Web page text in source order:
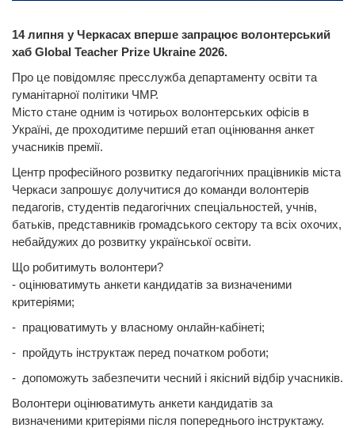
14 липня у Черкасах вперше запрацює волонтерський
хаб Global Teacher Prize Ukraine 2026.
Про це повідомляє пресслужба департаменту освіти та
гуманітарної політики ЧМР.
Місто стане одним із чотирьох волонтерських офісів в
Україні, де проходитиме перший етап оцінювання анкет
учасників премії.
Центр професійного розвитку педагогічних працівників міста
Черкаси запрошує долучитися до команди волонтерів
педагогів, студентів педагогічних спеціальностей, учнів,
батьків, представників громадського сектору та всіх охочих,
небайдужих до розвитку української освіти.
Що робитимуть волонтери?
- оцінюватимуть анкети кандидатів за визначеними
критеріями;
- працюватимуть у власному онлайн-кабінеті;
- пройдуть інструктаж перед початком роботи;
- допоможуть забезпечити чесний і якісний відбір учасників.
Волонтери оцінюватимуть анкети кандидатів за
визначеними критеріями після попереднього інструктажу.